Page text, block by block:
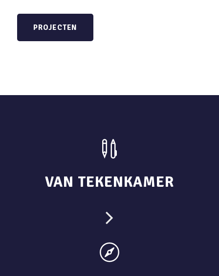
PROJECTEN
VAN TEKENKAMER